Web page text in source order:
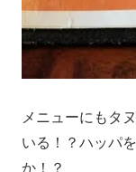
メニューにもタ
いる！？ハッパ
か！？